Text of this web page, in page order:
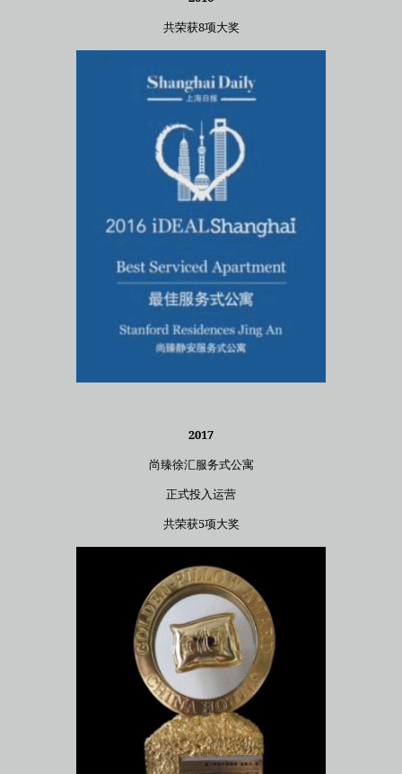
共荣获8项大奖
2017
尚臻徐汇服务式公寓
正式投入运营
共荣获5项大奖